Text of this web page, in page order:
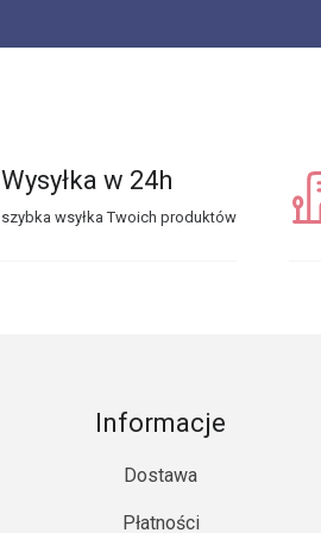
Wysyłka w 24h
szybka wsyłka Twoich produktów
Informacje
Dostawa
Płatności